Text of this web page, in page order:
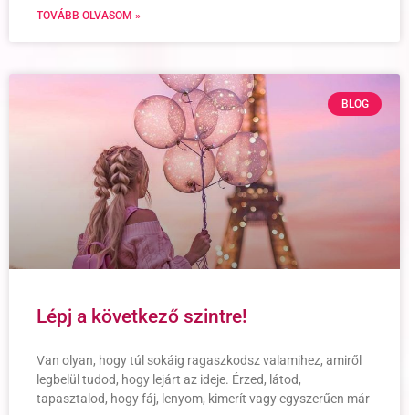
TOVÁBB OLVASOM »
BLOG
Lépj a következő szintre!
Van olyan, hogy túl sokáig ragaszkodsz valamihez, amiről
legbelül tudod, hogy lejárt az ideje. Érzed, látod,
tapasztalod, hogy fáj, lenyom, kimerít vagy egyszerűen már